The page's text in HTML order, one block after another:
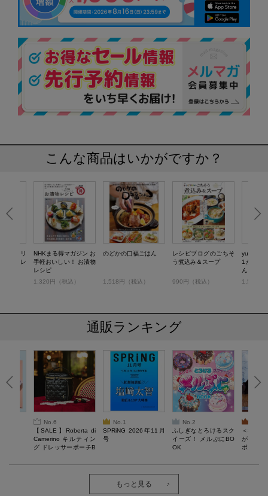
こんな商品はいかがですか？
シヒカリ
ぎりレ
NHKまる得マガジン お
手軽おいしい！ お漬物
レシピ
1,320円（税込）
のどかの口福ごはん
1,518円（税込）
レシピブログのごちそ
う煮込み＆スープ
990円（税込）
yukiのご
1か月お
ん
1,518円
通販ランキング
No.6
【SALE】Roberta di
Camerino キルティン
グ ドレッサーポーチB
No.1
SPRiNG 2026年11月
号
No.2
ふしぎなとろけるスク
イーズ！ メルぷにBO
OK
＜SALE
がある
ポーチ
もっと見る